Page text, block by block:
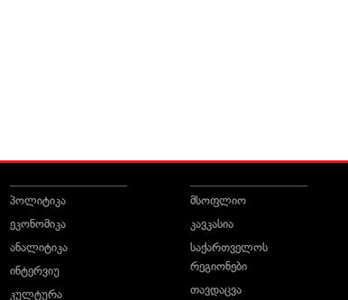
პოლიტიკა
ეკონომიკა
ანალიტიკა
ინტერვიუ
კულტურა
მსოფლიო
კავკასია
საქართველოს
რეგიონები
თავდაცვა